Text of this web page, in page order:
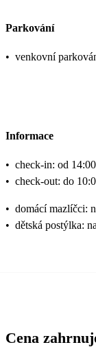
Parkování
• venkovní
Informace
• check-in: od 14:00
• check-out: do
• domácí mazlíčci:
• dětská postýlka:
Cena